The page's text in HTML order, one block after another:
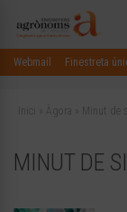
Webmail Finestreta
Inici Àgora Minut de
MINUT DE